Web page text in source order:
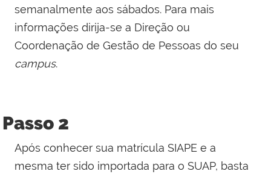
semanalmente aos sábados. Para mais
informações dirija-se a Direção ou
Coordenação de Gestão de Pessoas do seu
campus.
Passo 2
Após conhecer sua matrícula SIAPE e a
mesma ter sido importada para o SUAP, basta